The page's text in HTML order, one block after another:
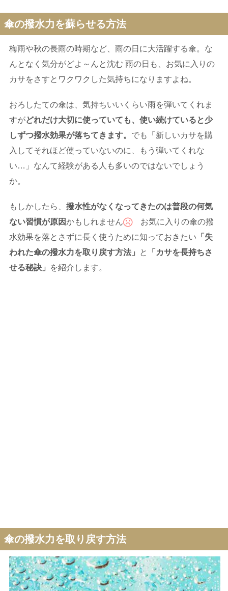
傘の撥水力を蘇らせる方法
梅雨や秋の長雨の時期など、雨の日に大活躍する傘。な
んとなく気分がどよ～んと沈む 雨の日も、お気に入りの
カサをさすとワクワクした気持ちになりますよね。
おろしたての傘は、気持ちいいくらい雨を弾いてくれま
すがどれだけ大切に使っていても、使い続けていると少
しずつ撥水効果が落ちてきます。 でも「新しいカサを購
入してそれほど使っていないのに、もう弾いてくれな
い…」なんて経験がある人も多いのではないでしょう
か。
もしかしたら、 撥水性がなくなってきたのは普段の何気
ない習慣が原因かもしれません
お気に入りの傘の撥
水効果を落とさずに長く使うために知っておきたい 「失
われた傘の撥水力を取り戻す方法」
と
「カサを長持ちさ
せる秘訣」
を紹介します。
傘の撥水力を取り戻す方法